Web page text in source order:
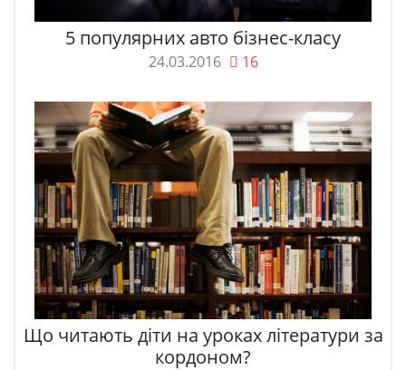
5 популярних авто бізнес-класу
24.03.2016 16
Що читають діти на уроках літератури за
кордоном?